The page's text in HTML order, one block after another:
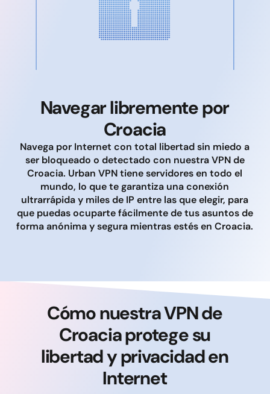
Navegar libremente por
Croacia
Navega por Internet con total libertad sin miedo a
ser bloqueado o detectado con nuestra VPN de
Croacia. Urban VPN tiene servidores en todo el
mundo, lo que te garantiza una conexión
ultrarrápida y miles de IP entre las que elegir, para
que puedas ocuparte fácilmente de tus asuntos de
forma anónima y segura mientras estés en Croacia.
Cómo nuestra VPN de
Croacia protege su
libertad y privacidad en
Internet